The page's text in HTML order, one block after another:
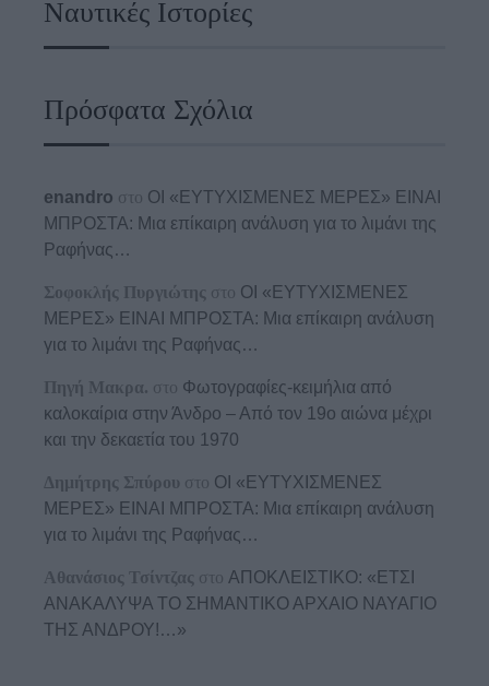
Ναυτικές Ιστορίες
Πρόσφατα Σχόλια
enandro στο ΟΙ «ΕΥΤΥΧΙΣΜΕΝΕΣ ΜΕΡΕΣ» ΕΙΝΑΙ
ΜΠΡΟΣΤΑ: Μια επίκαιρη ανάλυση για το λιμάνι της
Ραφήνας…
Σοφοκλής Πυργιώτης στο ΟΙ «ΕΥΤΥΧΙΣΜΕΝΕΣ
ΜΕΡΕΣ» ΕΙΝΑΙ ΜΠΡΟΣΤΑ: Μια επίκαιρη ανάλυση
για το λιμάνι της Ραφήνας…
Πηγή Μακρα. στο Φωτογραφίες-κειμήλια από
καλοκαίρια στην Άνδρο – Από τον 19ο αιώνα μέχρι
και την δεκαετία του 1970
Δημήτρης Σπύρου στο ΟΙ «ΕΥΤΥΧΙΣΜΕΝΕΣ
ΜΕΡΕΣ» ΕΙΝΑΙ ΜΠΡΟΣΤΑ: Μια επίκαιρη ανάλυση
για το λιμάνι της Ραφήνας…
Αθανάσιος Τσίντζας στο ΑΠΟΚΛΕΙΣΤΙΚΟ: «ΕΤΣΙ
ΑΝΑΚΑΛΥΨΑ ΤΟ ΣΗΜΑΝΤΙΚΟ ΑΡΧΑΙΟ ΝΑΥΑΓΙΟ
ΤΗΣ ΑΝΔΡΟΥ!…»